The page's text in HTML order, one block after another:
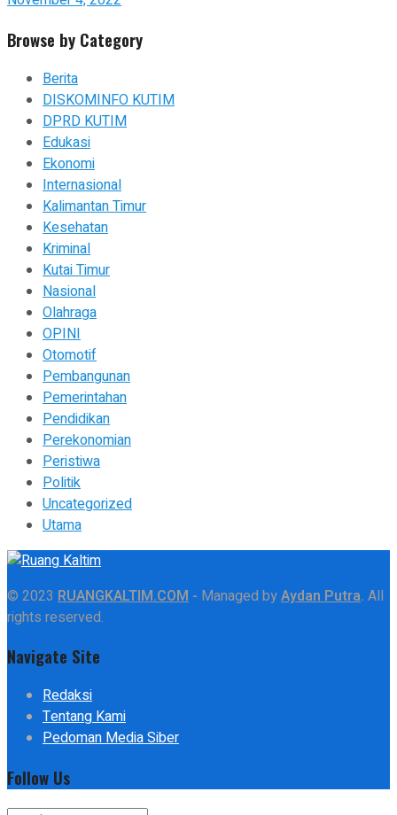
Browse by Category
Berita
DISKOMINFO KUTIM
DPRD KUTIM
Edukasi
Ekonomi
Internasional
Kalimantan Timur
Kesehatan
Kriminal
Kutai Timur
Nasional
Olahraga
OPINI
Otomotif
Pembangunan
Pemerintahan
Pendidikan
Perekonomian
Peristiwa
Politik
Uncategorized
Utama
© 2023 RUANGKALTIM.COM - Managed byAydan Putra. All
rights reserved.
Navigate Site
Redaksi
Tentang Kami
Pedoman Media Siber
Follow Us